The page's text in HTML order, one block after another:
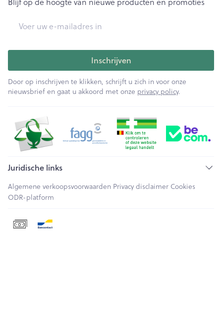
Inschrijven
Door op inschrijven te klikken, schrijft u zich in voor onze
nieuwsbrief en gaat u akkoord met onze privacy policy.
Juridische links
Algemene verkoopsvoorwaarden Privacy disclaimer Cookies
ODR-platform